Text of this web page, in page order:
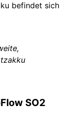
befindet sich
SO2